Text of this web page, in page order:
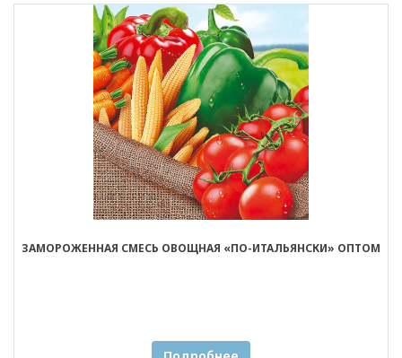
ЗАМОРОЖЕННАЯ СМЕСЬ ОВОЩНАЯ «ПО-ИТАЛЬЯНСКИ» ОПТОМ